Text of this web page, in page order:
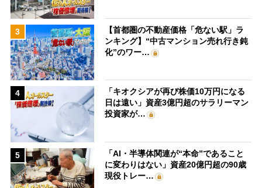
3
【首都圏の不動産価格「危ない駅」ラ
ンキング】“中古マンション売れ行き鈍
化”のワー…
4
「キオクシアが再び株価10万円になる
日は遠い」資産3億円超のサラリーマン
投資家が…
5
「AI・半導体関連が“本命”であること
に変わりはない」資産20億円超の90歳
現役トレー…